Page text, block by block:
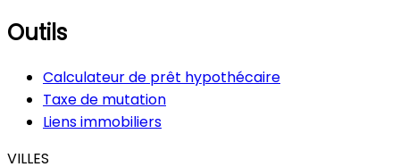
Outils
Calculateur de prêt hypothécaire
Taxe de mutation
Liens immobiliers
VILLES